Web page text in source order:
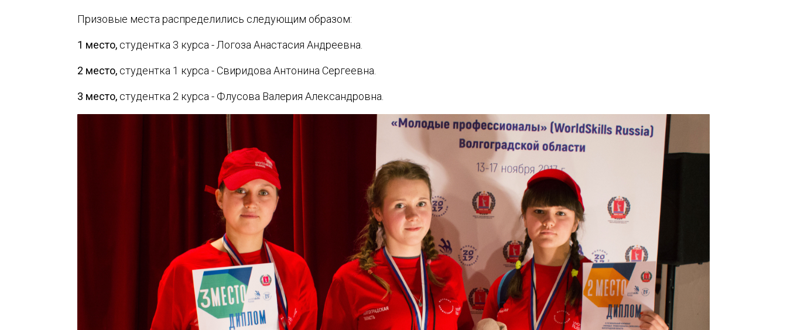
Призовые места распределились следующим образом:
1 место, студентка 3 курса - Логоза Анастасия Андреевна.
2 место, студентка 1 курса - Свиридова Антонина Сергеевна.
3 место, студентка 2 курса - Флусова Валерия Александровна.